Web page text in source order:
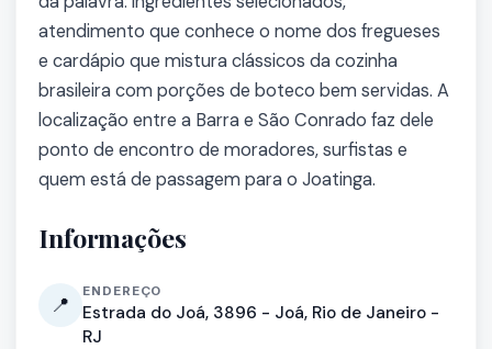
atendimento que conhece o nome dos fregueses
e cardápio que mistura clássicos da cozinha
brasileira com porções de boteco bem servidas. A
localização entre a Barra e São Conrado faz dele
ponto de encontro de moradores, surfistas e
quem está de passagem para o Joatinga.
Informações
📍
ENDEREÇO
Estrada do Joá, 3896 - Joá, Rio de Janeiro -
RJ